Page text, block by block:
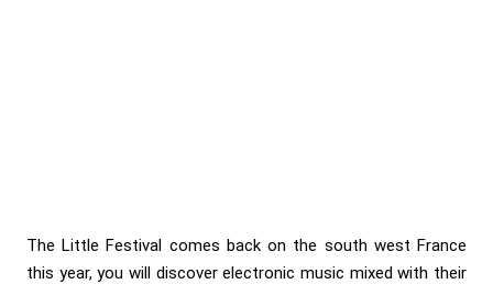
The Little Festival comes back on the south west France
this year, you will discover electronic music mixed with their